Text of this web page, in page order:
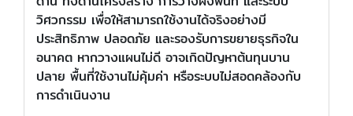
วิศวกรรม เพื่อให้สามารถใช้งานได้จริงอย่างมี
ประสิทธิภาพ ปลอดภัย และรองรับการขยายธุรกิจใน
อนาคต หากวางแผนไม่ดี อาจเกิดปัญหาต้นทุนบาน
ปลาย พื้นที่ใช้งานไม่คุ้มค่า หรือระบบไม่สอดคล้องกับ
การดำเนินงาน